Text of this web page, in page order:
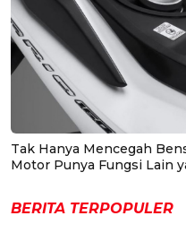
Tak Hanya Mencegah
Motor Punya Fungsi Lain
BERITA TERPOPULER